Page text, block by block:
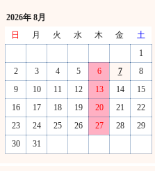
2026年 8月
日
月 火 水 木 金
土
1
2
3 4 5 6 7
8
9
10 11 12 13 14
15
16
17 18 19 20 21
22
23
24 25 26 27 28
29
30
31